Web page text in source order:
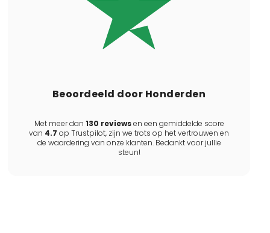
Beoordeeld door Honderden
Met meer dan 130 reviewsen een gemiddelde score
van 4.7 op Trustpilot, zijn we trots op het vertrouwen en
de waardering van onze klanten. Bedankt voor jullie
steun!